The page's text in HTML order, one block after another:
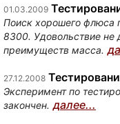
01.03.2009
Поиск хорошего флюса
8300. Удовольствие не
преимуществ масса.
27.12.2008
Эксперимент по
закончен. далее...